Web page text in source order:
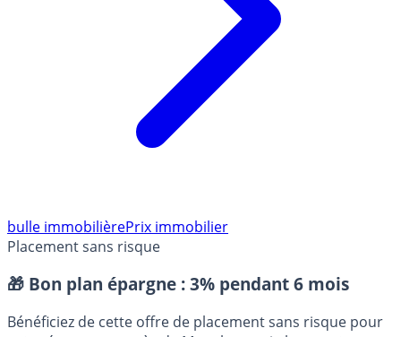
bulle immobilièrePrix immobilier
Placement sans risque
🎁 Bon plan épargne : 3% pendant 6 mois